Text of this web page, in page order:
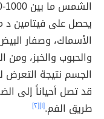
يحصل على فيتامين د
الأسماك، وصفار
والحبوب والخبز، ومن
الجسم نتيجة
قد تصل أحياناً إلى
طريق الفم.[١] [٢]